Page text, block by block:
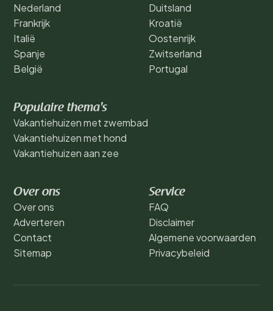
Nederland
Frankrijk
Italië
Spanje
België
Duitsland
Kroatië
Oostenrijk
Zwitserland
Portugal
Populaire thema's
Vakantiehuizen met zwembad
Vakantiehuizen met hond
Vakantiehuizen aan zee
Over ons
Over ons
Adverteren
Contact
Sitemap
Service
FAQ
Disclaimer
Algemene voorwaarden
Privacybeleid